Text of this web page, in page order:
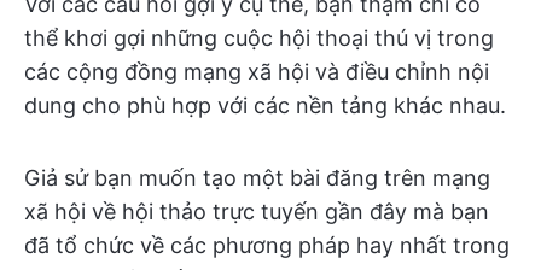
thể khơi gợi những cuộc hội thoại thú vị trong
các cộng đồng mạng xã hội và điều chỉnh nội
dung cho phù hợp với các nền tảng khác nhau.
Giả sử bạn muốn tạo một bài đăng trên mạng
xã hội về hội thảo trực tuyến gần đây mà bạn
đã tổ chức về các phương pháp hay nhất trong